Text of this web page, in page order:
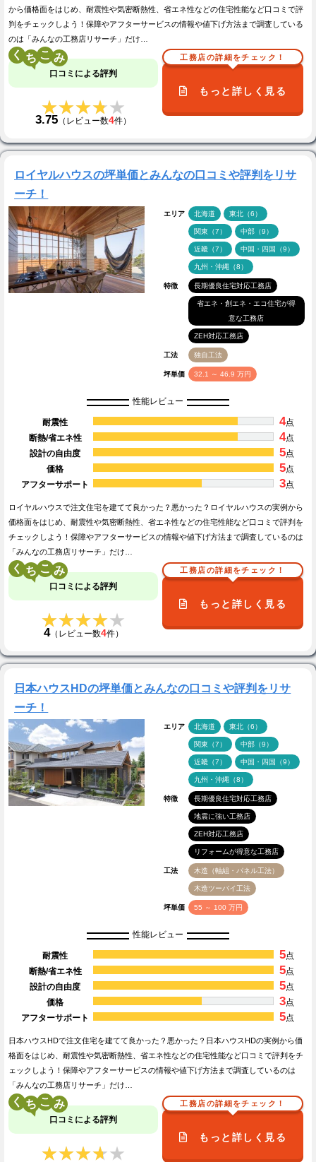
から価格面をはじめ、耐震性や気密断熱性、省エネ性などの住宅性能など口コミで評
判をチェックしよう！保障やアフターサービスの情報や値下げ方法まで調査している
のは「みんなの工務店リサーチ」だけ…
く こ
口コミによる評判
★★★★★
★★★★★
3.75 （レビュー数4件）
工務店の詳細をチェック！
もっと詳しく見る
ロイヤルハウスの坪単価とみんなの口コミや評判をリサ
ーチ！
エリア 北海道 東北（6）
関東（7） 中部（9）
近畿（7） 中国・四国（9）
九州・沖縄（8）
特徴 長期優良住宅対応工務店
省エネ・創エネ・エコ住宅が得
意な工務店
ZEH対応工務店
工法 独自工法
坪単価 32.1 ～ 46.9 万円
性能レビュー
耐震性 4点
断熱/省エネ性
4点
設計の自由度
5点
価格
5点
アフターサポート
3点
ロイヤルハウスで注文住宅を建てて良かった？悪かった？ロイヤルハウスの実例から
価格面をはじめ、耐震性や気密断熱性、省エネ性などの住宅性能など口コミで評判を
チェックしよう！保障やアフターサービスの情報や値下げ方法まで調査しているのは
「みんなの工務店リサーチ」だけ…
く こ
口コミによる評判
★★★★★
★★★★★
4（レビュー数4件）
工務店の詳細をチェック！
もっと詳しく見る
日本ハウスHDの坪単価とみんなの口コミや評判をリサ
ーチ！
エリア 北海道 東北（6）
関東（7） 中部（9）
近畿（7） 中国・四国（9）
九州・沖縄（8）
特徴 長期優良住宅対応工務店
地震に強い工務店
ZEH対応工務店
リフォームが得意な工務店
工法 木造（軸組・パネル工法）
木造ツーバイ工法
坪単価 55 ～ 100 万円
性能レビュー
耐震性 5点
断熱/省エネ性
5点
設計の自由度
5点
価格
3点
アフターサポート
5点
日本ハウスHDで注文住宅を建てて良かった？悪かった？日本ハウスHDの実例から価
格面をはじめ、耐震性や気密断熱性、省エネ性などの住宅性能など口コミで評判をチ
ェックしよう！保障やアフターサービスの情報や値下げ方法まで調査しているのは
「みんなの工務店リサーチ」だけ…
く こ
口コミによる評判
★★★★★
★★★★★
工務店の詳細をチェック！
もっと詳しく見る